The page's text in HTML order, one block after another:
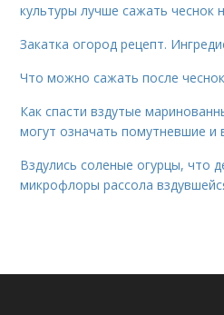
культуры лучше сажать чеснок
Закатка огород рецепт.
Что можно сажать после
Как спасти вздутые
могут означать помутневшие и
Вздулись соленые огурцы, что
микрофлоры рассола